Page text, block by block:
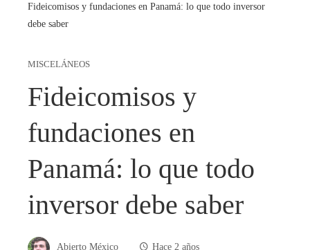
Fideicomisos y fundaciones en Panamá: lo que todo inversor
debe saber
MISCELÁNEOS
Fideicomisos y
fundaciones en
Panamá: lo que todo
inversor debe saber
Abierto México Hace 2 años